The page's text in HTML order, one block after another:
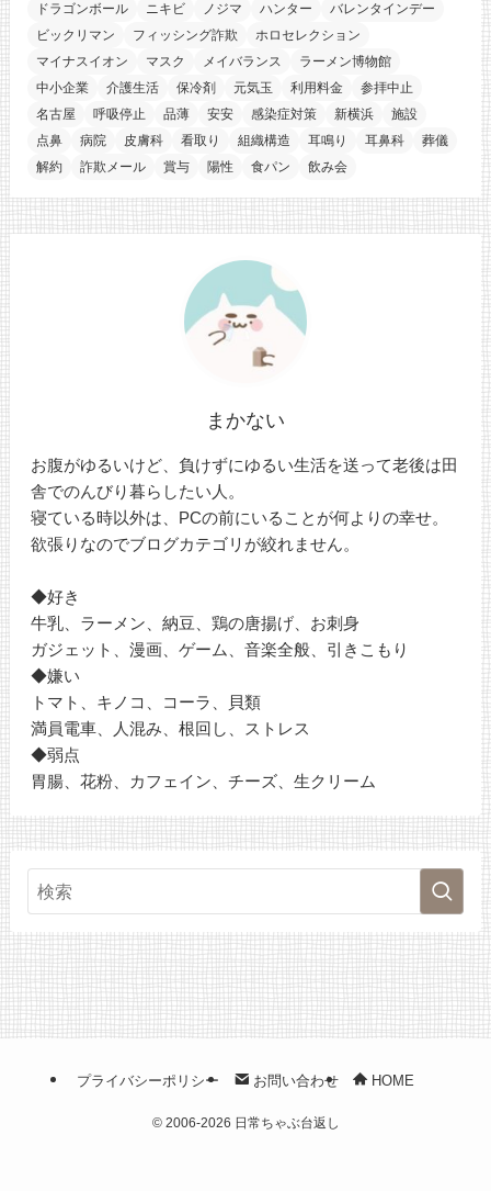
ドラゴンボール
ニキビ ノジマ ハンター
バレンタインデー
ビックリマン
フィッシング詐欺
ホロセレクション
マイナスイオン
マスク メイバランス
ラーメン博物館
中小企業
介護生活 保冷剤 元気玉 利用料金
参拝中止
名古屋
呼吸停止 品薄 安安 感染症対策 新横浜
施設
点鼻
病院 皮膚科 看取り 組織構造 耳鳴り 耳鼻科
葬儀
解約
詐欺メール 賞与 陽性 食パン 飲み会
まかない
お腹がゆるいけど、負けずにゆるい生活を送って老後は田
舎でのんびり暮らしたい人。
寝ている時以外は、PCの前にいることが何よりの幸せ。
欲張りなのでブログカテゴリが絞れません。
◆好き
牛乳、ラーメン、納豆、鶏の唐揚げ、お刺身
ガジェット、漫画、ゲーム、音楽全般、引きこもり
◆嫌い
トマト、キノコ、コーラ、貝類
満員電車、人混み、根回し、ストレス
◆弱点
胃腸、花粉、カフェイン、チーズ、生クリーム
プライバシーポリシー お問い合わせ HOME
©2006-2026 日常ちゃぶ台返し